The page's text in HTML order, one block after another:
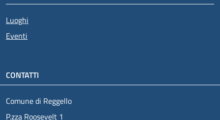
Luoghi
Eventi
CONTATTI
Comune di Reggello
P.zza Roosevelt 1